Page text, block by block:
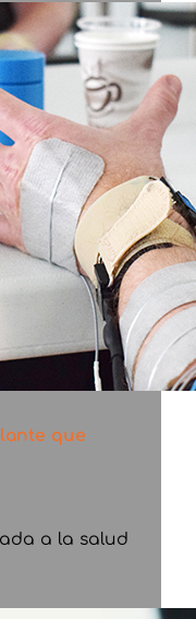
que
a la salud